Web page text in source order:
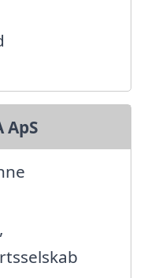
ApS